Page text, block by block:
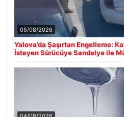
05/08/2026
Yalova’da Şaşırtan Engelleme:
İsteyen Sürücüye Sandalye ile